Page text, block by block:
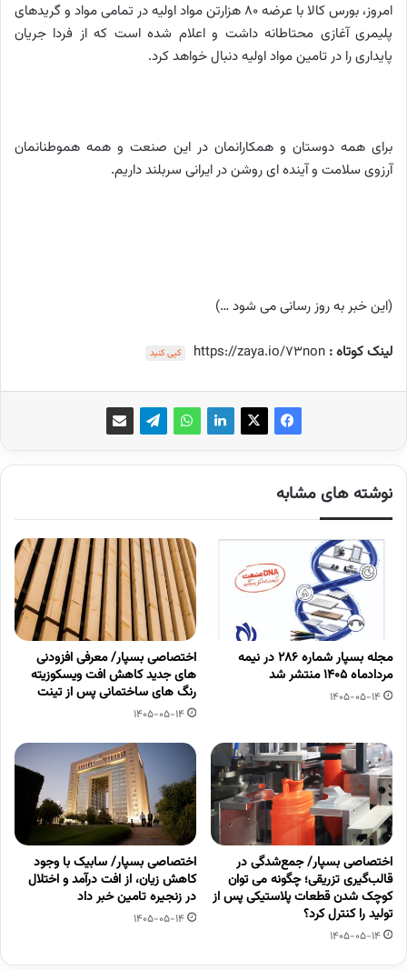
امروز، بورس کالا با عرضه 80 هزارتن مواد اولیه در تمامی مواد و گریدهای
پلیمری آغازی محتاطانه داشت و اعلام شده است که از فردا جریان
پایداری را در تامین مواد اولیه دنبال خواهد کرد.
برای همه دوستان و همکارانمان در این صنعت و همه هموطنانمان
آرزوی سلامت و آینده ای روشن در ایرانی سربلند داریم.
(این خبر به روز رسانی می شود …)
لینک کوتاه : https://zaya.io/73non کپی کنید
نوشته های مشابه
مجله بسپار شماره 286 در نیمه
مردادماه 1405 منتشر شد
1405-05-14
اختصاصی بسپار/ معرفی افزودنی
های جدید کاهش افت ویسکوزیته
رنگ های ساختمانی پس از تینت
1405-05-14
اختصاصی بسپار/ جمع‌شدگی در
قالب‌گیری تزریقی؛ چگونه می توان
کوچک شدن قطعات پلاستیکی پس از
تولید را کنترل کرد؟
1405-05-14
اختصاصی بسپار/ سابیک با وجود
کاهش زیان، از افت درآمد و اختلال
در زنجیره تامین خبر داد
1405-05-14